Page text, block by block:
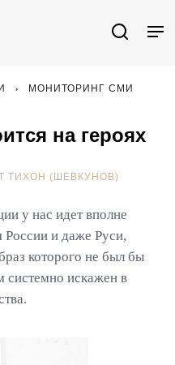
МОНИТОРИНГ СМИ
на героях
ТИХОН (ШЕВКУНОВ)
у нас идет вполне
России и даже Руси,
которого не был бы
искажен в